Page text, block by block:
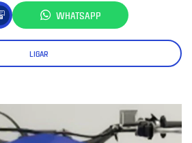
WHATSAPP
LIGAR